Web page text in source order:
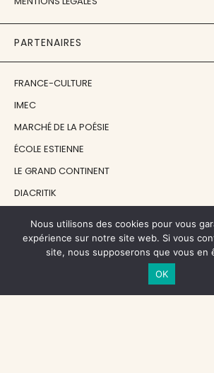
PARTENAIRES
FRANCE-CULTURE
IMEC
MARCHÉ DE LA POÉSIE
ÉCOLE ESTIENNE
LE GRAND CONTINENT
DIACRITIK
NOS SOUTIENS
CENTRE NATIONAL DU LIVRE
Nous utilisons des cookies pour vous
expérience sur notre site web. Si vous
site, nous supposerons que vous en
OK